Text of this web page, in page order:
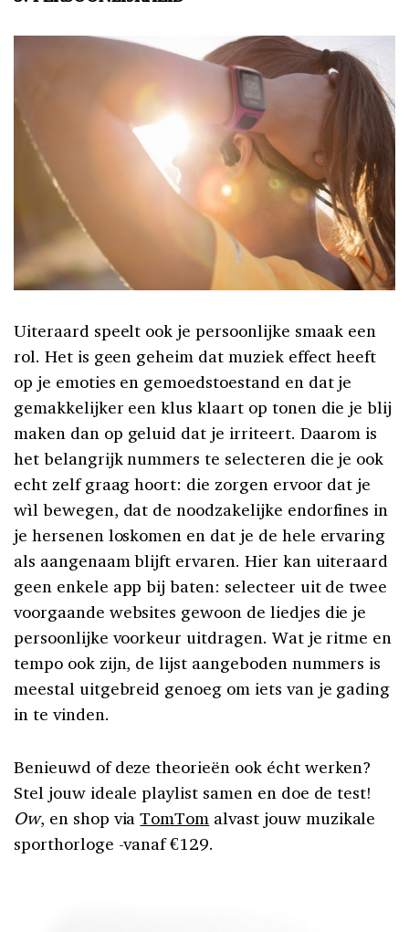
Uiteraard speelt ook je persoonlijke smaak een
rol. Het is geen geheim dat muziek effect heeft
op je emoties en gemoedstoestand en dat je
gemakkelijker een klus klaart op tonen die je blij
maken dan op geluid dat je irriteert. Daarom is
het belangrijk nummers te selecteren die je ook
echt zelf graag hoort: die zorgen ervoor dat je
wìl bewegen, dat de noodzakelijke endorfines in
je hersenen loskomen en dat je de hele ervaring
als aangenaam blijft ervaren. Hier kan uiteraard
geen enkele app bij baten: selecteer uit de twee
voorgaande websites gewoon de liedjes die je
persoonlijke voorkeur uitdragen. Wat je ritme en
tempo ook zijn, de lijst aangeboden nummers is
meestal uitgebreid genoeg om iets van je gading
in te vinden.
Benieuwd of deze theorieën ook écht werken?
Stel jouw ideale playlist samen en doe de test!
Ow, en shop viaTomTom alvast jouw muzikale
sporthorloge -vanaf €129.